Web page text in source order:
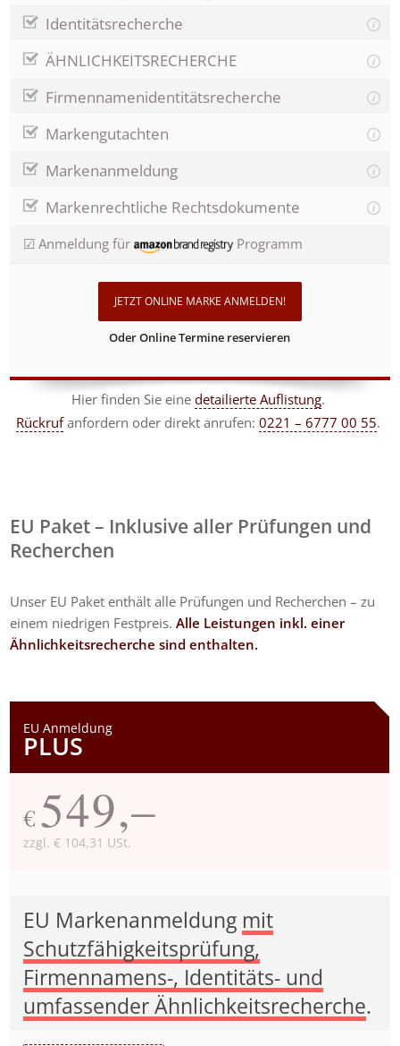
Identitätsrecherche
ÄHNLICHKEITSRECHERCHE
Firmennamenidentitätsrecherche
Markengutachten
Markenanmeldung
Markenrechtliche Rechtsdokumente
☑ Anmeldung für Programm
JETZT ONLINE MARKE ANMELDEN!
Oder Online Termine reservieren
Hier finden Sie eine detailierte Auflistung.
Rückrufanfordern oder direkt anrufen: 0221 – 6777 00 55.
EU Paket – Inklusive aller Prüfungen und
Recherchen
Unser EU Paket enthält alle Prüfungen und Recherchen – zu
einem niedrigen Festpreis.Alle Leistungen inkl. einer
Ähnlichkeitsrecherche sind enthalten.
EU Anmeldung
PLUS
€ 549,–
zzgl. € 104,31 USt.
EU Markenanmeldung mit
Schutzfähigkeitsprüfung,
Firmennamens-, Identitäts- und
umfassender Ähnlichkeitsrecherche.